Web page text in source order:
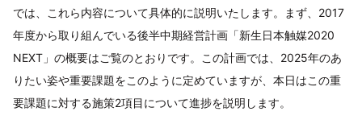
では、これら内容について具体的に説明いたします。まず、2017
年度から取り組んでいる後半中期経営計画「新生日本触媒2020
NEXT」の概要はご覧のとおりです。この計画では、2025年のあ
りたい姿や重要課題をこのように定めていますが、本日はこの重
要課題に対する施策2項目について進捗を説明します。